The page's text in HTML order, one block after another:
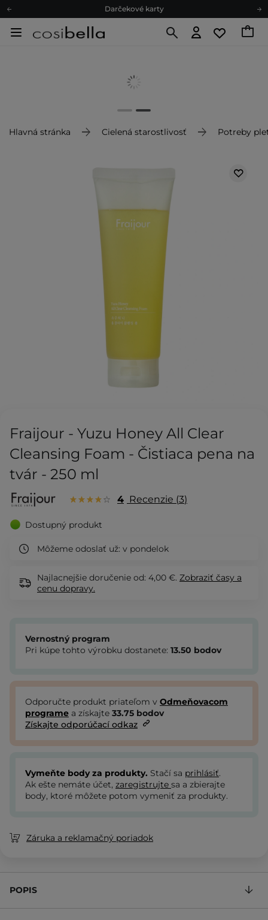
Darčekové karty
Ekologické balenie
Darčekové karty
Hlavná stránka Cielená starostlivosť Potreby
Fraijour - Yuzu Honey All Clear
Cleansing Foam - Čistiaca pena na
tvár - 250 ml
4 Recenzie 3
Dostupný produkt
Môžeme odoslať už: v pondelok
Najlacnejšie doručenie od: 4,00 €. Zobraziť časy a
cenu dopravy.
Vernostný program
Pri kúpe tohto výrobku dostanete: 13.50 bodov
Odporučte produkt priateľom v Odmeňovacom
programe a získajte 33.75 bodov
Získajte odporúčací odkaz
Vymeňte body za produkty. Stačí sa prihlásiť.
Ak ešte nemáte účet, zaregistrujte sa a zbierajte
body, ktoré môžete potom vymeniť za produkty.
Záruka a reklamačný poriadok
POPIS